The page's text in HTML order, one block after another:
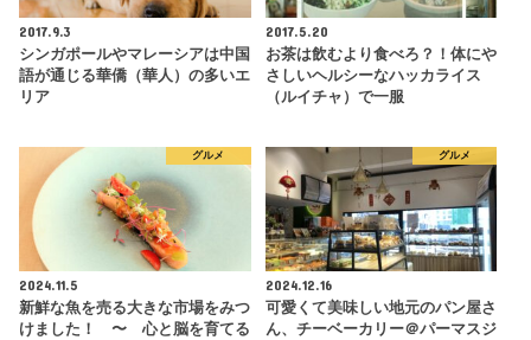
2017.9.3
シンガポールやマレーシアは中国
語が通じる華僑（華人）の多いエ
リア
2017.5.20
お茶は飲むより食べろ？！体にや
さしいヘルシーなハッカライス
（ルイチャ）で一服
グルメ
2024.11.5
新鮮な魚を売る大きな市場をみつ
けました！ 〜 心と脳を育てる
グルメ
2024.12.16
可愛くて美味しい地元のパン屋さ
ん、チーベーカリー＠パーマスジ